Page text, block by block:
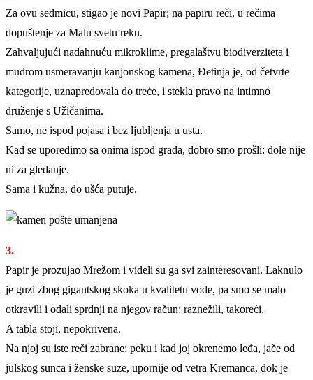
Za ovu sedmicu, stigao je novi Papir; na papiru reči, u rečima
dopuštenje za Malu svetu reku.
Zahvaljujući nadahnuću mikroklime, pregalaštvu biodiverziteta i
mudrom usmeravanju kanjonskog kamena, Đetinja je, od četvrte
kategorije, uznapredovala do treće, i stekla pravo na intimno
druženje s Užičanima.
Samo, ne ispod pojasa i bez ljubljenja u usta.
Kad se uporedimo sa onima ispod grada, dobro smo prošli: dole nije
ni za gledanje.
Sama i kužna, do ušća putuje.
3.
Papir je prozujao Mrežom i videli su ga svi zainteresovani. Laknulo
je guzi zbog gigantskog skoka u kvalitetu vode, pa smo se malo
otkravili i odali sprdnji na njegov račun; raznežili, takoreći.
A tabla stoji, nepokrivena.
Na njoj su iste reči zabrane; peku i kad joj okrenemo leđa, jače od
julskog sunca i ženske suze, upornije od vetra Kremanca, dok je